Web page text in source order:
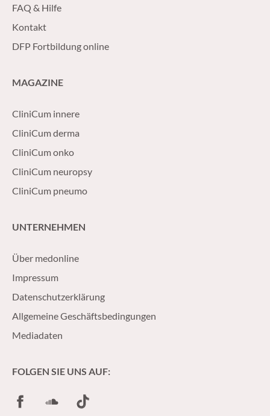
FAQ & Hilfe
Kontakt
DFP Fortbildung online
MAGAZINE
CliniCum innere
CliniCum derma
CliniCum onko
CliniCum neuropsy
CliniCum pneumo
UNTERNEHMEN
Über medonline
Impressum
Datenschutzerklärung
Allgemeine Geschäftsbedingungen
Mediadaten
FOLGEN SIE UNS AUF:
FacebookSoundCloud
TikTok